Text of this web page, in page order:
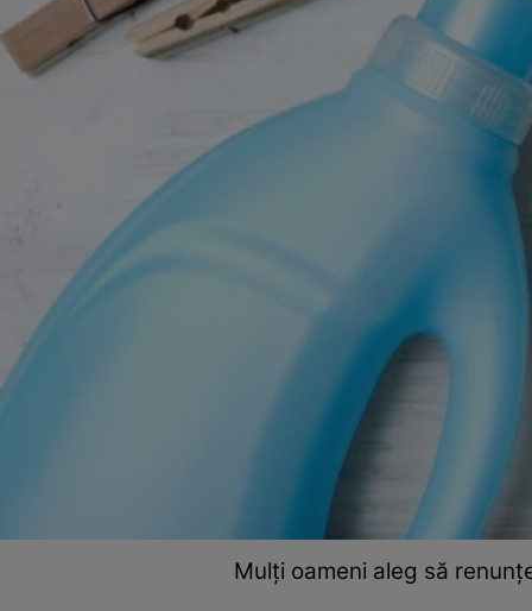
Mulți oameni aleg să